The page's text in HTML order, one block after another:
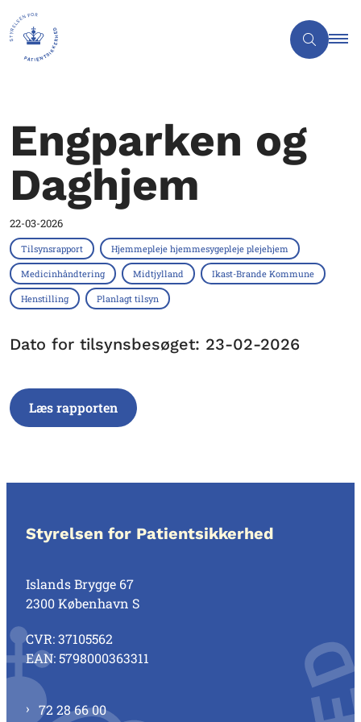
Engparken og
Daghjem
22-03-2026
Tilsynsrapport Hjemmepleje hjemmesygepleje plejehjem
Medicinhåndtering Midtjylland Ikast-Brande Kommune
Henstilling Planlagt tilsyn
Dato for tilsynsbesøget: 23-02-2026
Læs rapporten
Styrelsen for Patientsikkerhed
Islands Brygge 67
2300 København S
CVR: 37105562
EAN: 5798000363311
72 28 66 00